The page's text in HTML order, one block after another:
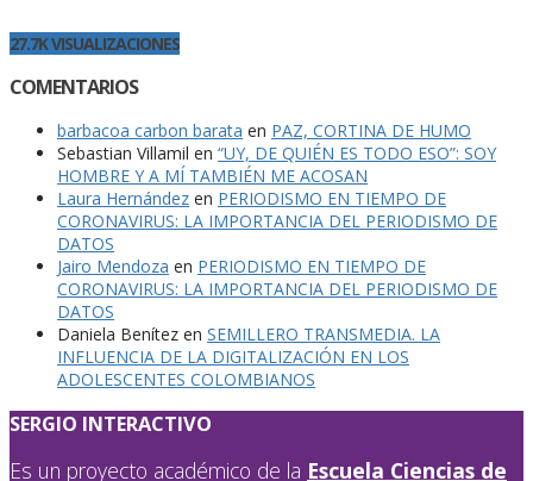
27.7K VISUALIZACIONES
COMENTARIOS
barbacoa carbon barata en PAZ, CORTINA DE HUMO
Sebastian Villamil en “UY, DE QUIÉN ES TODO ESO”: SOY
HOMBRE Y A MÍ TAMBIÉN ME ACOSAN
Laura Hernández en PERIODISMO EN TIEMPO DE
CORONAVIRUS: LA IMPORTANCIA DEL PERIODISMO DE
DATOS
Jairo Mendoza en PERIODISMO EN TIEMPO DE
CORONAVIRUS: LA IMPORTANCIA DEL PERIODISMO DE
DATOS
Daniela Benítez en SEMILLERO TRANSMEDIA. LA
INFLUENCIA DE LA DIGITALIZACIÓN EN LOS
ADOLESCENTES COLOMBIANOS
SERGIO INTERACTIVO
Es un proyecto académico de la Escuela Ciencias de